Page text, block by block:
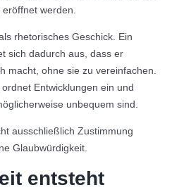
werden.
rhetorisches Geschick. Ein
sich dadurch aus, dass er
macht, ohne sie zu vereinfachen.
Entwicklungen ein und
unbequem sind.
ausschließlich Zustimmung
Glaubwürdigkeit.
entsteht